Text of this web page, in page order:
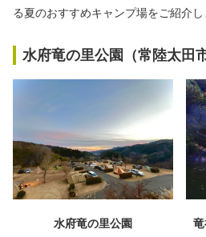
秋冬キャンプ
湖畔キャンプ
利用規約
プライバシー
る夏のおすすめキャンプ場をご紹介し
水府竜の里公園（常陸太田市
水府竜の里公園